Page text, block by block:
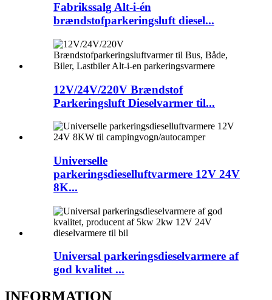
Fabrikssalg Alt-i-én
brændstofparkeringsluft diesel...
12V/24V/220V Brændstof
Parkeringsluft Dieselvarmer til...
Universelle
parkeringsdieselluftvarmere 12V 24V
8K...
Universal parkeringsdieselvarmere af
god kvalitet ...
INFORMATION